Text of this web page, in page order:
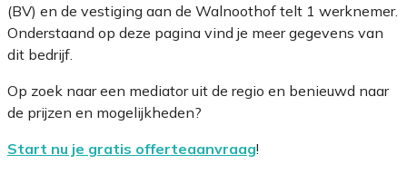
(BV) en de vestiging aan de Walnoothof telt 1 werknemer.
Onderstaand op deze pagina vind je meer gegevens van
dit bedrijf.
Op zoek naar een mediator uit de regio en benieuwd naar
de prijzen en mogelijkheden?
Start nu je gratis offerteaanvraag!